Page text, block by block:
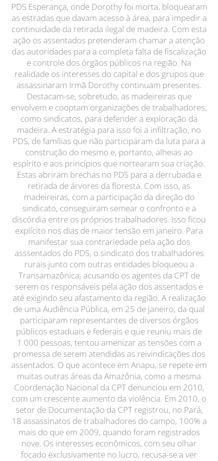
PDS Esperança, onde Dorothy foi morta, bloquearam
as estradas que davam acesso à área, para impedir a
continuidade da retirada ilegal de madeira. Com esta
ação os assentados pretenderam chamar a atenção
das autoridades para a completa falta de fiscalização
e controle dos órgãos públicos na região. Na
realidade os interesses do capital e dos grupos que
assassinaram Irmã Dorothy continuam presentes.
Destacam-se, sobretudo, as madeireiras que
envolvem e cooptam organizações de trabalhadores,
como sindicatos, para defender a exploração da
madeira. A estratégia para isso foi a infiltração, no
PDS, de famílias que não participaram da luta para a
construção do mesmo e, portanto, alheias ao
espírito e aos princípios que nortearam sua criação.
Estas abriram brechas no PDS para a derrubada e
retirada de árvores da floresta. Com isso, as
madeireiras, com a participação da direção do
sindicato, conseguiram semear o confronto e a
discórdia entre os próprios trabalhadores. Isso ficou
explícito nos dias de maior tensão em janeiro. Para
manifestar sua contrariedade pela ação dos
asssentados do PDS, o sindicato dos trabalhadores
rurais junto com outras entidades bloqueou a
Transamazônica, acusando os agentes da CPT de
serem os responsáveis pela ação dos assentados e
até exigindo seu afastamento da região. A realização
de uma Audiência Pública, em 25 de janeiro, da qual
participaram representantes de diversos órgãos
públicos estaduais e federais e que reuniu mais de
1.000 pessoas, tentou amenizar as tensões com a
promessa de serem atendidas as reivindicações dos
assentados. O que acontece em Anapu, se repete em
muitas outras áreas da Amazônia, como a mesma
Coordenação Nacional da CPT denunciou em 2010,
com um crescente aumento da violência. Em 2010, o
setor de Documentação da CPT registrou, no Pará,
18 assassinatos de trabalhadores do campo, 100% a
mais do que em 2009, quando foram registrados
nove. Os interesses econômicos, com seu olhar
focado exclusivamente no lucro, recusa-se a ver